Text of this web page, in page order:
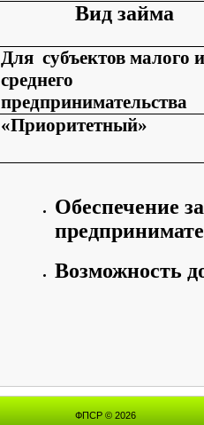
Вид займа
Для субъектов малого и
среднего
предпринимательства
«Приоритетный»
Обеспечение
Возможность
ФПСР © 2026